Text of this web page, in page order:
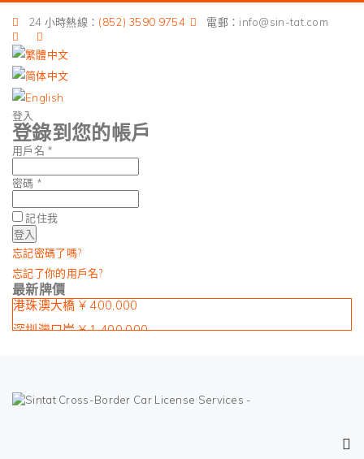
24 小時熱線： (852) 3590 9754 電郵：info@sin-tat.com
登入
登錄到您的帳戶
用戶名 *
密碼 *
記住我
忘記密碼了嗎?
忘記了你的用戶名?
最新牌價
港珠澳大橋 ¥ 400,000
深圳灣口岸 ¥ 1,400,000
沙頭角口岸 ¥ 1,600,000